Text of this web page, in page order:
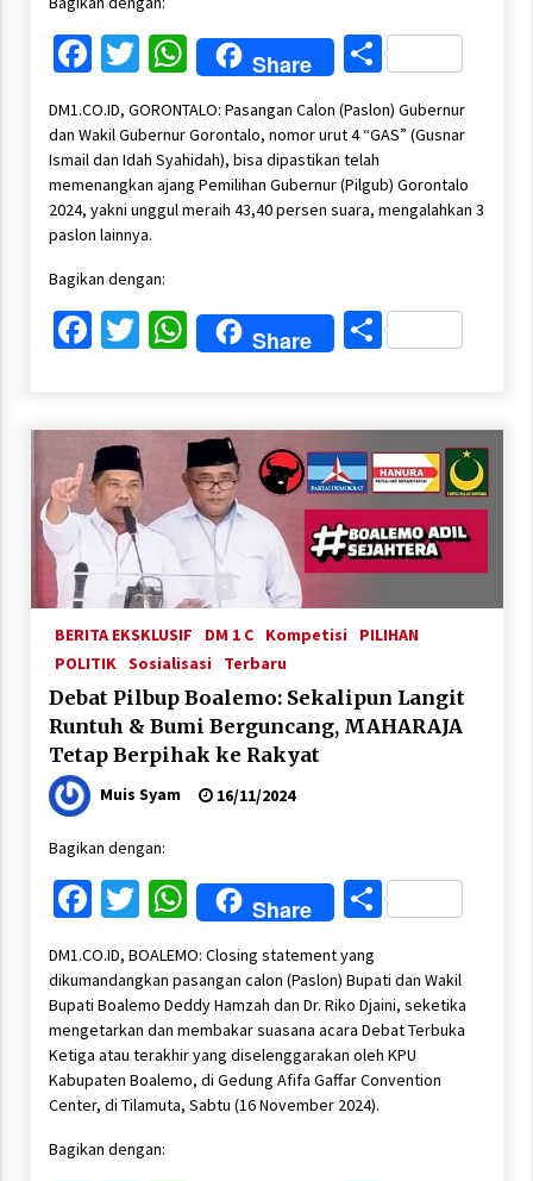
Facebook
Twitter
WhatsApp
Share Share
DM1.CO.ID, GORONTALO: Pasangan Calon (Paslon) Gubernur
dan Wakil Gubernur Gorontalo, nomor urut 4 “GAS” (Gusnar
Ismail dan Idah Syahidah), bisa dipastikan telah
memenangkan ajang Pemilihan Gubernur (Pilgub) Gorontalo
2024, yakni unggul meraih 43,40 persen suara, mengalahkan 3
paslon lainnya.
Bagikan dengan:
Facebook
Twitter
WhatsApp
Share Share
BERITA EKSKLUSIF DM 1 C Kompetisi
PILIHAN
POLITIK Sosialisasi Terbaru
Debat Pilbup Boalemo: Sekalipun Langit
Runtuh & Bumi Berguncang, MAHARAJA
Tetap Berpihak ke Rakyat
Muis Syam 16/11/2024
Bagikan dengan:
Facebook
Twitter
WhatsApp
Share Share
DM1.CO.ID, BOALEMO: Closing statement yang
dikumandangkan pasangan calon (Paslon) Bupati dan Wakil
Bupati Boalemo Deddy Hamzah dan Dr. Riko Djaini, seketika
mengetarkan dan membakar suasana acara Debat Terbuka
Ketiga atau terakhir yang diselenggarakan oleh KPU
Kabupaten Boalemo, di Gedung Afifa Gaffar Convention
Center, di Tilamuta, Sabtu (16 November 2024).
Bagikan dengan: